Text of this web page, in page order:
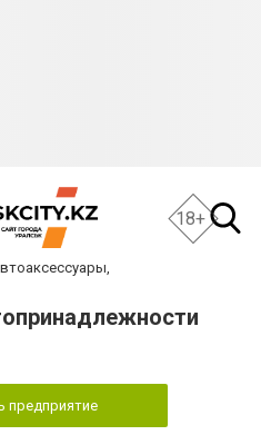
18+
предприятие